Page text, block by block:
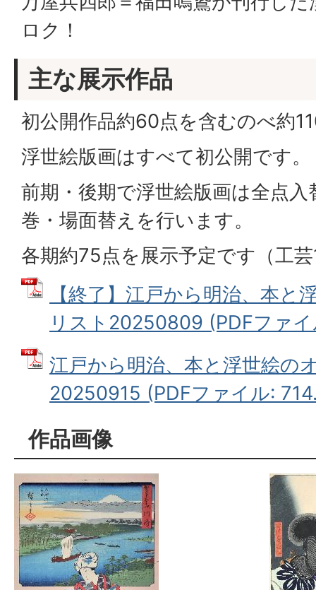
ロク！
主な展示作品
初公開作品約60点を含むのべ約
浮世絵版画はすべて初公開です。
前期・後期で浮世絵版画は全点
巻・場面替えを行います。
各期約75点を展示予定です（工
【終了】江戸から明治、本と
リスト20250809 (PDFファ
江戸から明治、本と浮世絵の
20250915 (PDFファイル:
作品画像